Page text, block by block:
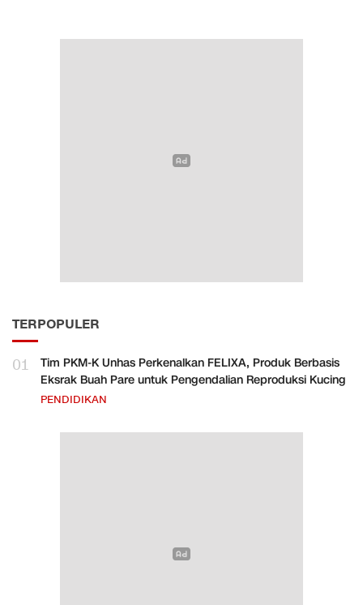
TERPOPULER
01
Tim PKM-K Unhas Perkenalkan FELIXA, Produk Berbasis
Eksrak Buah Pare untuk Pengendalian Reproduksi Kucing
PENDIDIKAN